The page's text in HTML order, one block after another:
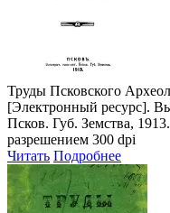
Труды Псковского
[Электронный ресурс].
Псков. Губ. Земства,
разрешением 300 dpi
Читать Подробнее